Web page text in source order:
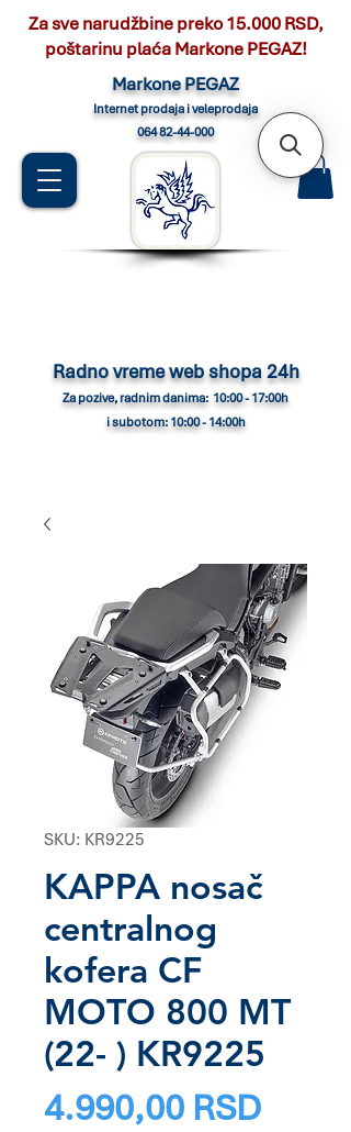
Markone PEGAZ
Internet prodaja i veleprodaja
064 82-44-000
Radno vreme web shopa 24h
Za pozive, radnim danima: 10:00 - 17:00h
i subotom: 10:00 - 14:00h
Za sve narudžbine preko 15.000 RSD,
poštarinu plaća Markone PEGAZ!
SKU: KR9225
KAPPA nosač
centralnog
kofera CF
MOTO 800 MT
(22- ) KR9225
4.990,00 RSDPrice